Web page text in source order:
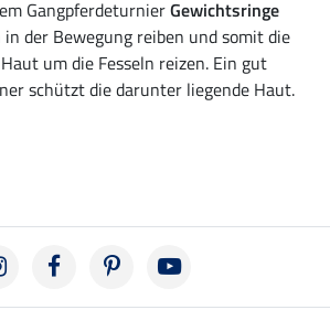
GangpferdeturnierGewichtsringe
der Bewegung reiben und somit die
um die Fesseln reizen. Ein gut
schützt die darunter liegende Haut.